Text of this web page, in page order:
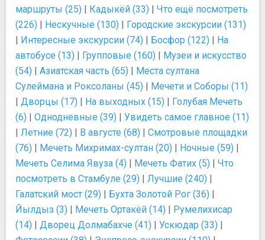
маршруты (25) | Кадыкёй (33) | Что ещё посмотреть
(226) | Нескучные (130) | Городские экскурсии (131)
| Интересные экскурсии (74) | Босфор (122) | На
автобусе (13) | Групповые (160) | Музеи и искусство
(54) | Азиатская часть (65) | Места султана
Сулеймана и Роксоланы (45) | Мечети и Соборы (11)
| Дворцы (17) | На выходных (15) | Голубая Мечеть
(6) | Однодневные (39) | Увидеть самое главное (11)
| Летние (72) | В августе (68) | Смотровые площадки
(76) | Мечеть Михримах-султан (20) | Ночные (59) |
Мечеть Селима Явуза (4) | Мечеть Фатих (5) | Что
посмотреть в Стамбуле (29) | Лучшие (240) |
Галатский мост (29) | Бухта Золотой Рог (36) |
Йылдыз (3) | Мечеть Ортакёй (14) | Румелихисар
(14) | Дворец Долмабахче (41) | Ускюдар (33) |